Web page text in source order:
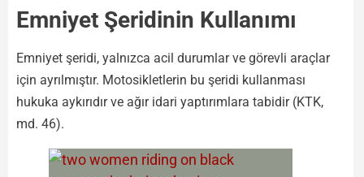
Emniyet Şeridinin Kullanımı
Emniyet şeridi, yalnızca acil durumlar ve görevli araçlar
için ayrılmıştır. Motosikletlerin bu şeridi kullanması
hukuka aykırıdır ve ağır idari yaptırımlara tabidir (KTK,
md. 46).